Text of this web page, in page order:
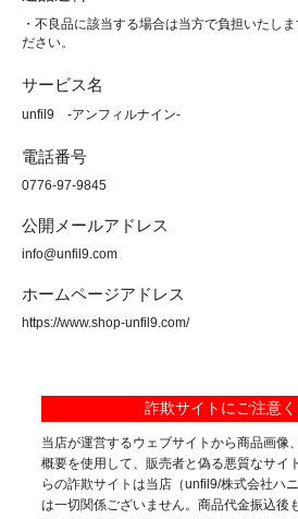
・不良品に該当する場合は当方で負担いたし
ださい。
サービス名
unfil9 -アンフィルナイン-
電話番号
0776-97-9845
公開メールアドレス
info@unfil9.com
ホームページアドレス
https://www.shop-unfil9.com/
詐欺サイトにご注意
当店が運営するウェブサイトから商品画像
概要を使用して、販売者と偽る悪質なサイ
らの詐欺サイトは当店（unfil9/株式会社ハ
は一切関係ございません。商品代金振込後